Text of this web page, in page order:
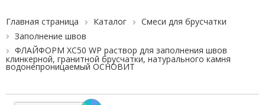
Главная страница Каталог
Смеси для брусчатки
Заполнение швов
ФЛАЙФОРМ XC50 WP раствор для заполнения швов
клинкерной, гранитной брусчатки, натурального камня
водонепроницаемый ОСНОВИТ